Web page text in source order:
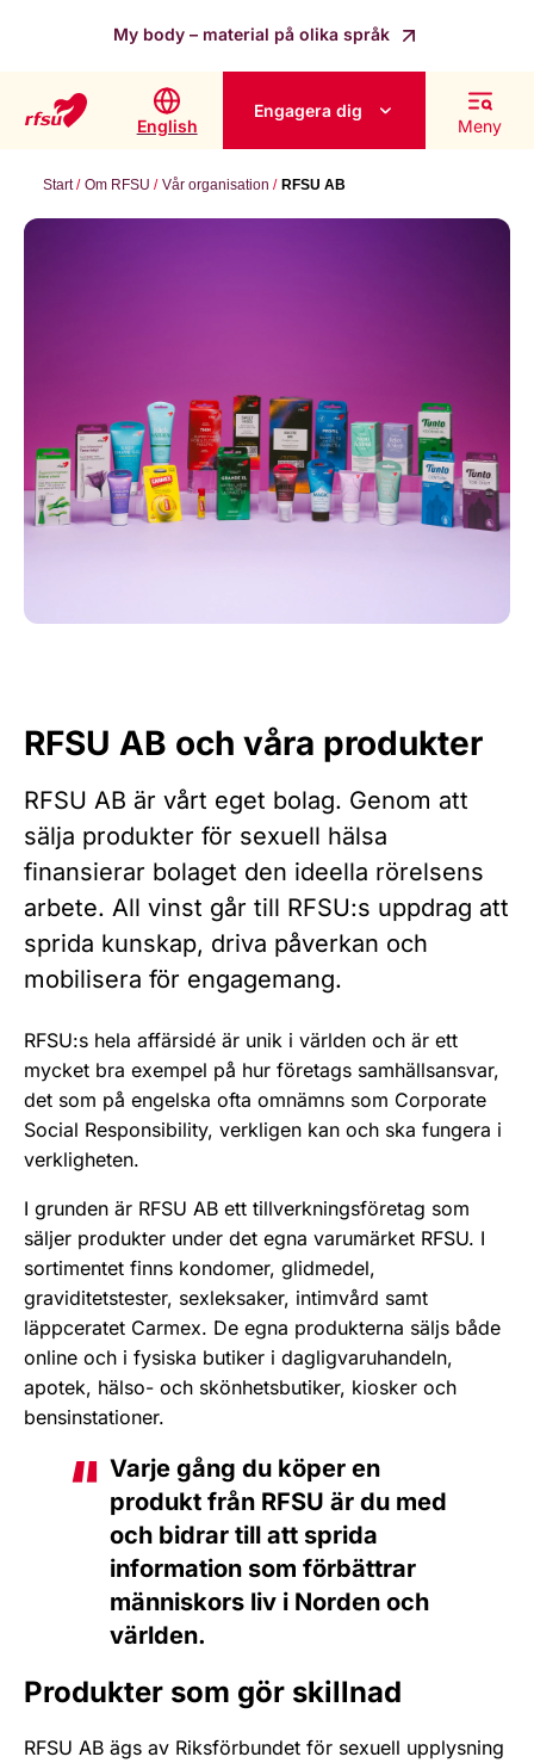
My body – material på olika språk
English
Engagera dig
Meny
Start Om RFSU Vår organisation RFSU AB
RFSU AB och våra produkter
RFSU AB är vårt eget bolag. Genom att
sälja produkter för sexuell hälsa
finansierar bolaget den ideella rörelsens
arbete. All vinst går till RFSU:s uppdrag att
sprida kunskap, driva påverkan och
mobilisera för engagemang.
RFSU:s hela affärsidé är unik i världen och är ett
mycket bra exempel på hur företags samhällsansvar,
det som på engelska ofta omnämns som Corporate
Social Responsibility, verkligen kan och ska fungera i
verkligheten.
I grunden är RFSU AB ett tillverkningsföretag som
säljer produkter under det egna varumärket RFSU. I
sortimentet finns kondomer, glidmedel,
graviditetstester, sexleksaker, intimvård samt
läppceratet Carmex. De egna produkterna säljs både
online och i fysiska butiker i dagligvaruhandeln,
apotek, hälso- och skönhetsbutiker, kiosker och
bensinstationer.
Varje gång du köper en
produkt från RFSU är du med
och bidrar till att sprida
information som förbättrar
människors liv i Norden och
världen.
Produkter som gör skillnad
RFSU AB ägs av Riksförbundet för sexuell upplysning